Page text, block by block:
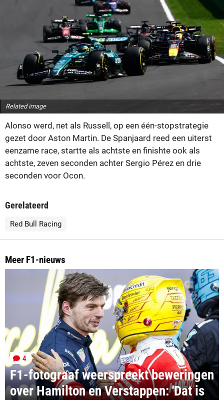
Related image
Alonso werd, net als Russell, op een één-stopstrategie
gezet door Aston Martin. De Spanjaard reed een uiterst
eenzame race, startte als achtste en finishte ook als
achtste, zeven seconden achter Sergio Pérez en drie
seconden voor Ocon.
Gerelateerd
Red Bull Racing
Meer F1-nieuws
F1-fotograaf weerspreekt beweringen
over Hamilton en Verstappen: 'Dat is
4